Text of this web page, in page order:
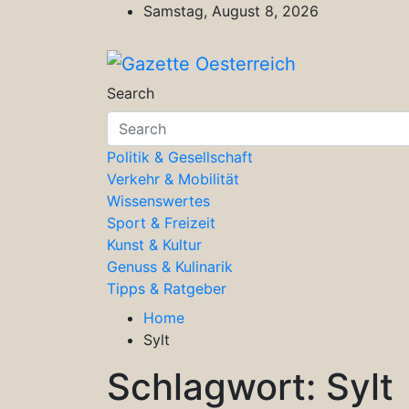
Samstag, August 8, 2026
Gazette Oesterreich
Magazin für Freizeit, Politik, Kultur
Search
Politik & Gesellschaft
Verkehr & Mobilität
Wissenswertes
Sport & Freizeit
Kunst & Kultur
Genuss & Kulinarik
Tipps & Ratgeber
Home
Sylt
Schlagwort: Sylt